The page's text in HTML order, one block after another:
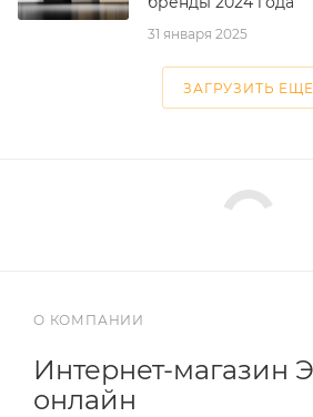
31 января 2025
ЗАГРУЗИТЬ ЕЩЕ
О КОМПАНИИ
Интернет-магазин
онлайн